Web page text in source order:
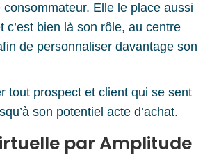
Elle le place aussi
c’est bien là son rôle, au centre
de personnaliser davantage son
tout prospect et client qui se sent
son potentiel acte d’achat.
par Amplitude